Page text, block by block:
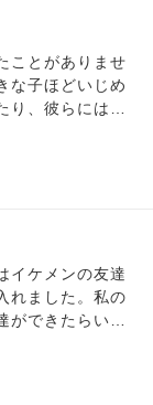
っぽいところ
なのでしょう
と書いてあり
しょうか。 昔
の性格を変え
ことがありませ
な子ほどいじめ
、彼らには悪
い経験をしたり
。空回りしてい
より猫を被って
、ストレスで食
イケメンの友達
れました。私の
できたらいい
たうちの1人と
た。気づけば自